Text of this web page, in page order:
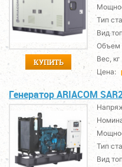
КУПИТЬ
Тип
Вид
Объем
Вес, кг
Цена:
Генератор ARIACOM
Тип
Вид